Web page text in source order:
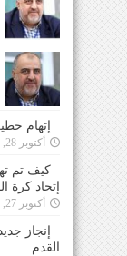
إتهام
أكتوبر 28, 2022
كيف تم
إتحاد كرة
أكتوبر 27, 2022
إنجاز
القدم